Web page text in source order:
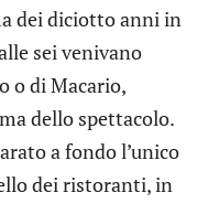
dei diciotto anni in
sei venivano
o di Macario,
dello spettacolo.
a fondo l’unico
dei ristoranti, in